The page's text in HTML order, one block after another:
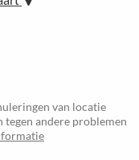
van locatie
tegen andere problemen